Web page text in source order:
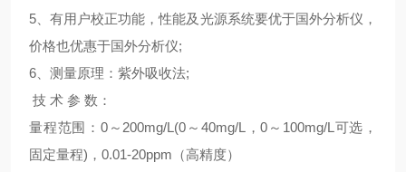
5 、有用户校正功能，性能及光源系统要优于国外分析仪，
价格也优惠于国外分析仪;
6 、测量原理：紫外吸收法;
技 术 参 数：
量程范围：0～200mg/L(0～40mg/L，0～100mg/L可选，
固定量程)，0.01-20ppm（高精度）